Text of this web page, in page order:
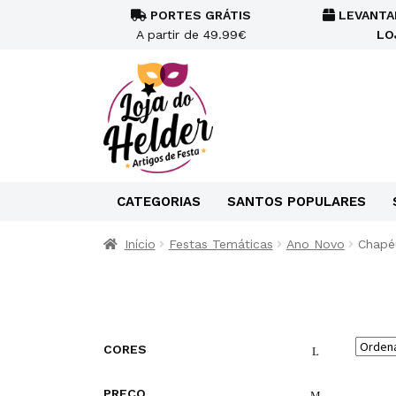
PORTES GRÁTIS
A partir de 49.99€
CATEGORIAS SANTOS POPULARES
Início Festas Temáticas Ano Novo
CORES